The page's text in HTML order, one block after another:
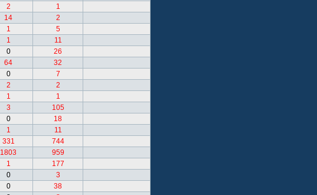
2
1
14
2
1
5
1
11
0
26
64
32
0
7
2
2
1
1
3
105
0
18
1
11
331
744
1803
959
1
177
0
3
0
38